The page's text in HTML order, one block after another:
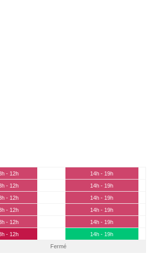
- 12h
14h - 19h
- 12h
14h - 19h
- 12h
14h - 19h
- 12h
14h - 19h
- 12h
14h - 19h
- 12h
14h - 19h
Fermé